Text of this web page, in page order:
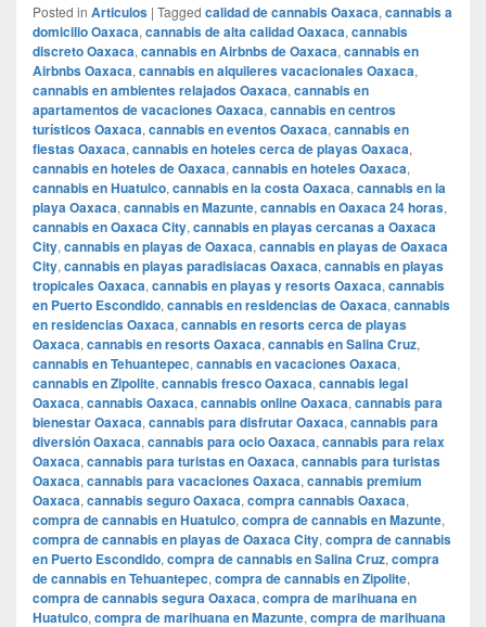
Posted in Articulos | Tagged calidad de cannabis Oaxaca, cannabis a
domicilio Oaxaca, cannabis de alta calidad Oaxaca, cannabis
discreto Oaxaca, cannabis en Airbnbs de Oaxaca, cannabis en
Airbnbs Oaxaca, cannabis en alquileres vacacionales Oaxaca,
cannabis en ambientes relajados Oaxaca, cannabis en
apartamentos de vacaciones Oaxaca, cannabis en centros
turísticos Oaxaca, cannabis en eventos Oaxaca, cannabis en
fiestas Oaxaca, cannabis en hoteles cerca de playas Oaxaca,
cannabis en hoteles de Oaxaca, cannabis en hoteles Oaxaca,
cannabis en Huatulco, cannabis en la costa Oaxaca, cannabis en la
playa Oaxaca, cannabis en Mazunte, cannabis en Oaxaca 24 horas,
cannabis en Oaxaca City, cannabis en playas cercanas a Oaxaca
City, cannabis en playas de Oaxaca, cannabis en playas de Oaxaca
City, cannabis en playas paradisiacas Oaxaca, cannabis en playas
tropicales Oaxaca, cannabis en playas y resorts Oaxaca, cannabis
en Puerto Escondido, cannabis en residencias de Oaxaca, cannabis
en residencias Oaxaca, cannabis en resorts cerca de playas
Oaxaca, cannabis en resorts Oaxaca, cannabis en Salina Cruz,
cannabis en Tehuantepec, cannabis en vacaciones Oaxaca,
cannabis en Zipolite, cannabis fresco Oaxaca, cannabis legal
Oaxaca, cannabis Oaxaca, cannabis online Oaxaca, cannabis para
bienestar Oaxaca, cannabis para disfrutar Oaxaca, cannabis para
diversión Oaxaca, cannabis para ocio Oaxaca, cannabis para relax
Oaxaca, cannabis para turistas en Oaxaca, cannabis para turistas
Oaxaca, cannabis para vacaciones Oaxaca, cannabis premium
Oaxaca, cannabis seguro Oaxaca, compra cannabis Oaxaca,
compra de cannabis en Huatulco, compra de cannabis en Mazunte,
compra de cannabis en playas de Oaxaca City, compra de cannabis
en Puerto Escondido, compra de cannabis en Salina Cruz, compra
de cannabis en Tehuantepec, compra de cannabis en Zipolite,
compra de cannabis segura Oaxaca, compra de marihuana en
Huatulco, compra de marihuana en Mazunte, compra de marihuana